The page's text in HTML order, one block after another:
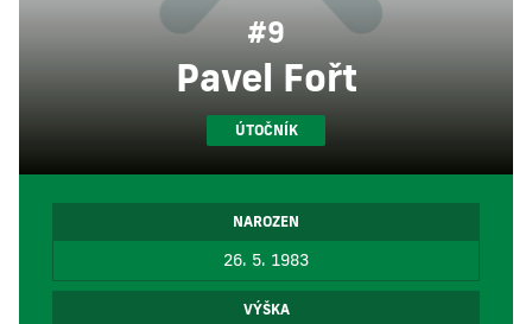
#9
Pavel Fořt
ÚTOČNÍK
NAROZEN
26. 5. 1983
VÝŠKA